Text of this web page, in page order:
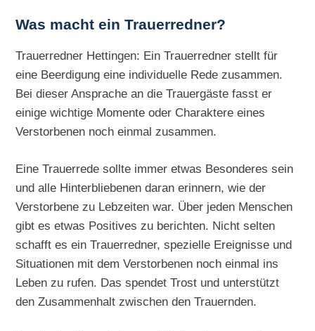
Was macht ein Trauerredner?
Trauerredner Hettingen: Ein Trauerredner stellt für
eine Beerdigung eine individuelle Rede zusammen.
Bei dieser Ansprache an die Trauergäste fasst er
einige wichtige Momente oder Charaktere eines
Verstorbenen noch einmal zusammen.
Eine Trauerrede sollte immer etwas Besonderes sein
und alle Hinterbliebenen daran erinnern, wie der
Verstorbene zu Lebzeiten war. Über jeden Menschen
gibt es etwas Positives zu berichten. Nicht selten
schafft es ein Trauerredner, spezielle Ereignisse und
Situationen mit dem Verstorbenen noch einmal ins
Leben zu rufen. Das spendet Trost und unterstützt
den Zusammenhalt zwischen den Trauernden.